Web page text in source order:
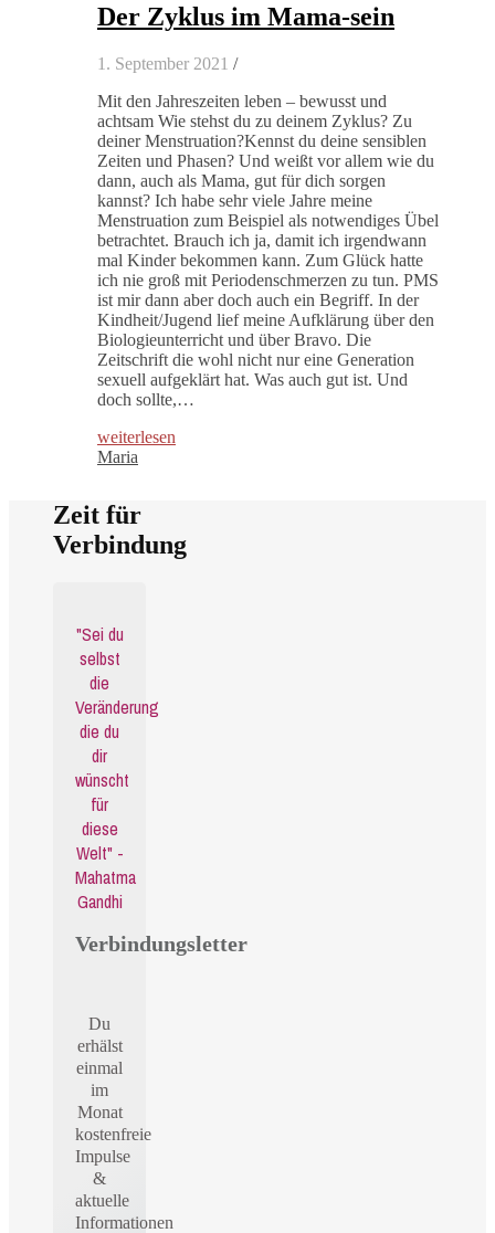
Der Zyklus im Mama-sein
1. September 2021 /
Mit den Jahreszeiten leben – bewusst und
achtsam Wie stehst du zu deinem Zyklus? Zu
deiner Menstruation?Kennst du deine sensiblen
Zeiten und Phasen? Und weißt vor allem wie du
dann, auch als Mama, gut für dich sorgen
kannst? Ich habe sehr viele Jahre meine
Menstruation zum Beispiel als notwendiges Übel
betrachtet. Brauch ich ja, damit ich irgendwann
mal Kinder bekommen kann. Zum Glück hatte
ich nie groß mit Periodenschmerzen zu tun. PMS
ist mir dann aber doch auch ein Begriff. In der
Kindheit/Jugend lief meine Aufklärung über den
Biologieunterricht und über Bravo. Die
Zeitschrift die wohl nicht nur eine Generation
sexuell aufgeklärt hat. Was auch gut ist. Und
doch sollte,…
weiterlesen
Maria
Zeit für
Verbindung
"Sei du
selbst
die
Veränderung
die du
dir
wünscht
für
diese
Welt" -
Mahatma
Gandhi
Verbindungsletter
Du
erhälst
einmal
im
Monat
kostenfreie
Impulse
&
aktuelle
Informationen